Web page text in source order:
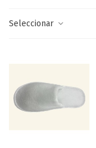
Seleccionar